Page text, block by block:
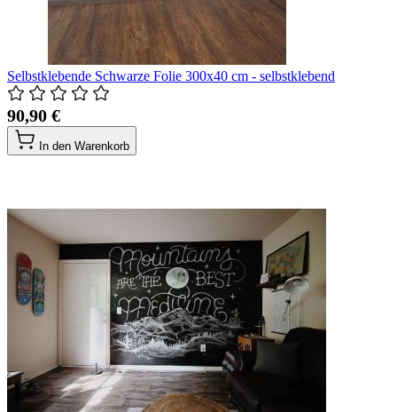
Selbstklebende Schwarze Folie 300x40 cm - selbstklebend
90,90 €
In den Warenkorb